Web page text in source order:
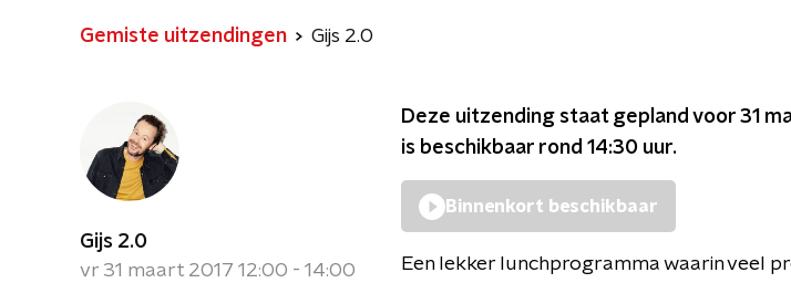
Gemiste uitzendingen Gijs 2.0
Gijs 2.0
vr 31 maart 2017 12:00 - 14:00
Deze uitzending staat gepland voor 31
is beschikbaar rond 14:30 uur.
Binnenkort beschikbaar
Een lekker lunchprogramma waarin veel